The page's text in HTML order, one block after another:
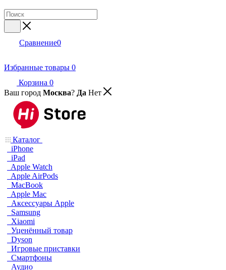
Сравнение0
Избранные товары 0
Корзина 0
Ваш город Москва? Да Нет
Каталог
iPhone
iPad
Apple Watch
Apple AirPods
MacBook
Apple Mac
Аксессуары Apple
Samsung
Xiaomi
Уценённый товар
Dyson
Игровые приставки
Смартфоны
Аудио